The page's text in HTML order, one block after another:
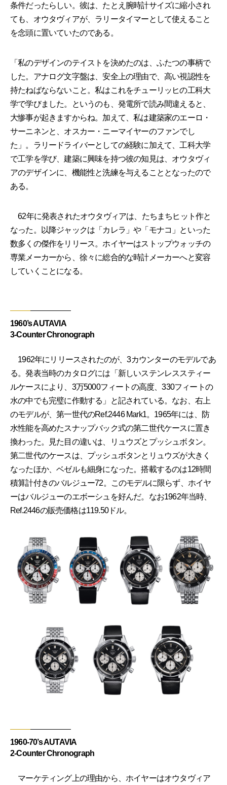
条件だったらしい。彼は、たとえ腕時計サイズに縮小され
ても、オウタヴィアが、ラリータイマーとして使えること
を念頭に置いていたのである。
「私のデザインのテイストを決めたのは、ふたつの事柄で
した。アナログ文字盤は、安全上の理由で、高い視認性を
持たねばならないこと。私はこれをチューリッヒの工科大
学で学びました。というのも、発電所で読み間違えると、
大惨事が起きますからね。加えて、私は建築家のエーロ・
サーニネンと、オスカー・ニーマイヤーのファンでし
た」。ラリードライバーとしての経験に加えて、工科大学
で工学を学び、建築に興味を持つ彼の知見は、オウタヴィ
アのデザインに、機能性と洗練を与えることとなったので
ある。
62年に発表されたオウタヴィアは、たちまちヒット作と
なった。以降ジャックは「カレラ」や「モナコ」といった
数多くの傑作をリリース。ホイヤーはストップウォッチの
専業メーカーから、徐々に総合的な時計メーカーへと変容
していくことになる。
1960’s AUTAVIA
3-Counter Chronograph
1962年にリリースされたのが、3カウンターのモデルであ
る。発表当時のカタログには「新しいステンレススティー
ルケースにより、3万5000フィートの高度、330フィートの
水の中でも完璧に作動する」と記されている。なお、右上
のモデルが、第一世代のRef.2446 Mark1。1965年には、防
水性能を高めたスナップバック式の第二世代ケースに置き
換わった。見た目の違いは、リュウズとプッシュボタン。
第二世代のケースは、プッシュボタンとリュウズが大きく
なったほか、ベゼルも細身になった。搭載するのは12時間
積算計付きのバルジュー72。このモデルに限らず、ホイヤ
ーはバルジューのエボーシュを好んだ。なお1962年当時、
Ref.2446の販売価格は119.50ドル。
1960-70’s AUTAVIA
2-Counter Chronograph
マーケティング上の理由から、ホイヤーはオウタヴィア